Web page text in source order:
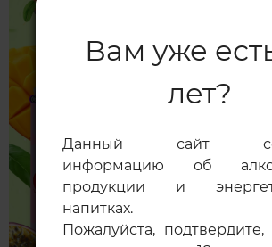
Вам уже
лет?
Данный сайт
информацию об
продукции и
напитках.
Пожалуйста,